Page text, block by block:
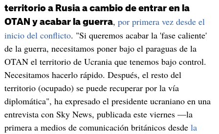
territorio a Rusia a cambio de entrar en la
OTAN y acabar la guerra, por primera vez desde el
inicio del conflicto. "Si queremos acabar la 'fase caliente'
de la guerra, necesitamos poner bajo el paraguas de la
OTAN el territorio de Ucrania que tenemos bajo control.
Necesitamos hacerlo rápido. Después, el resto del
territorio (ocupado) se puede recuperar por la vía
diplomática", ha expresado el presidente ucraniano en una
entrevista con Sky News, publicada este viernes —la
primera a medios de comunicación británicos desde la